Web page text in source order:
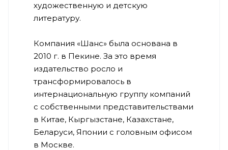
художественную и детскую
литературу.
Компания «Шанс» была основана в
2010 г. в Пекине. За это время
издательство росло и
трансформировалось в
интернациональную группу компаний
с собственными представительствами
в Китае, Кыргызстане, Казахстане,
Беларуси, Японии с головным офисом
в Москве.